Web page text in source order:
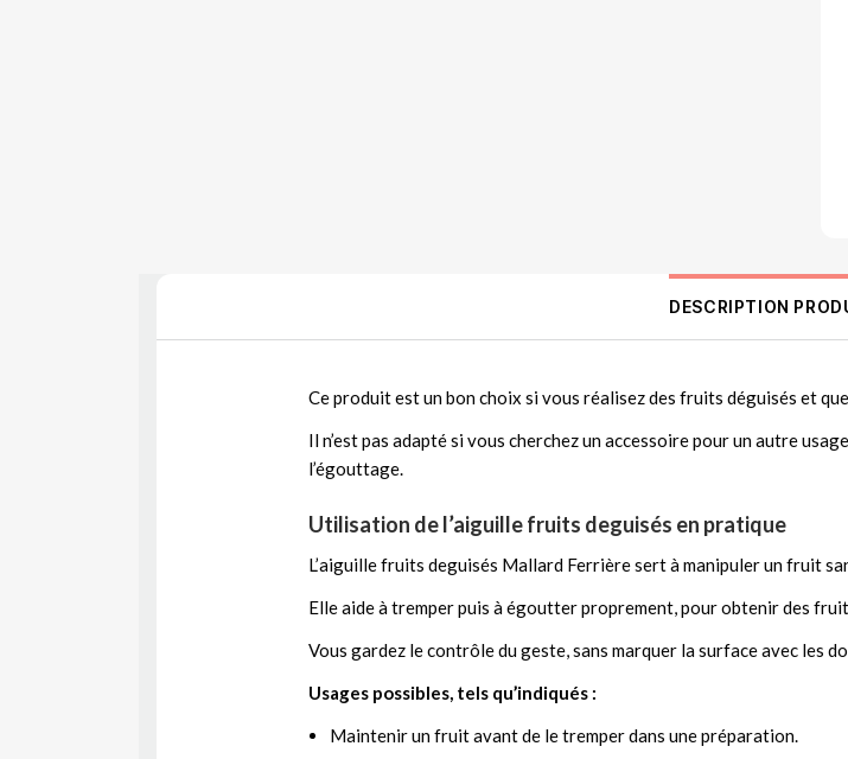
DESCRIPTION
Ce produit est un bon choix si vous réalisez des fruits déguisés et
Il n’est pas adapté si vous cherchez un accessoire pour un autre
l’égouttage.
Utilisation de l’aiguille fruits deguisés en pratique
L’aiguille fruits deguisés Mallard Ferrière sert à manipuler un fruit
Elle aide à tremper puis à égoutter proprement, pour obtenir des
Vous gardez le contrôle du geste, sans marquer la surface avec les
Usages possibles, tels qu’indiqués :
Maintenir un fruit avant de le tremper dans une préparation.